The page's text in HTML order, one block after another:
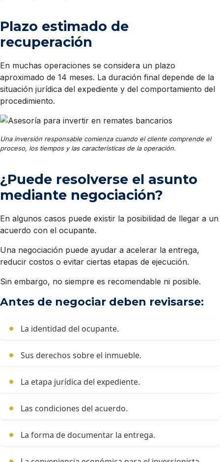
Plazo estimado de
recuperación
En muchas operaciones se considera un plazo
aproximado de 14 meses. La duración final depende de la
situación jurídica del expediente y del comportamiento del
procedimiento.
Una inversión responsable comienza cuando el cliente comprende el
proceso, los tiempos y las características de la operación.
¿Puede resolverse el asunto
mediante negociación?
En algunos casos puede existir la posibilidad de llegar a un
acuerdo con el ocupante.
Una negociación puede ayudar a acelerar la entrega,
reducir costos o evitar ciertas etapas de ejecución.
Sin embargo, no siempre es recomendable ni posible.
Antes de negociar deben revisarse:
La identidad del ocupante.
Sus derechos sobre el inmueble.
La etapa jurídica del expediente.
Las condiciones del acuerdo.
La forma de documentar la entrega.